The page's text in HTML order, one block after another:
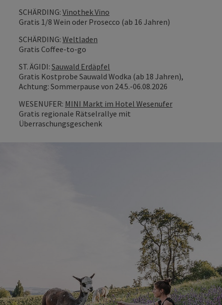
SCHÄRDING: Vinothek Vino
Gratis 1/8 Wein oder Prosecco (ab 16 Jahren)
SCHÄRDING: Weltladen
Gratis Coffee-to-go
ST. ÄGIDI: Sauwald Erdäpfel
Gratis Kostprobe Sauwald Wodka (ab 18 Jahren),
Achtung: Sommerpause von 24.5.-06.08.2026
WESENUFER: MINI Markt im Hotel Wesenufer
Gratis regionale Rätselrallye mit
Überraschungsgeschenk